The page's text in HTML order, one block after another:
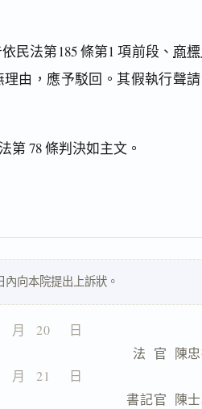
民法第185 條第1 項前段、 商
由，應予駁回。其假執行聲
第 78 條判決如主文。
向本院提出上訴狀。
月   20     日
法  官  陳
月   21     日
書記官  陳